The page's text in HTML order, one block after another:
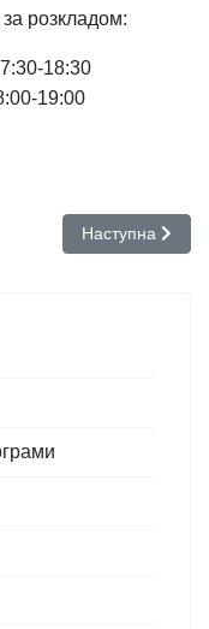
за розкладом:
18:30
19:00
Наступна
Наступна